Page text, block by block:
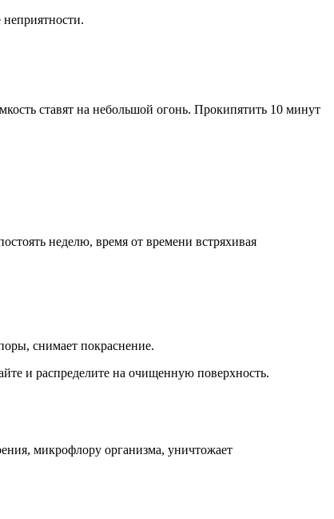
неприятности.
ставят на небольшой огонь. Прокипятить 10 минут
неделю, время от времени встряхивая
снимает покраснение.
и распределите на очищенную поверхность.
микрофлору организма, уничтожает